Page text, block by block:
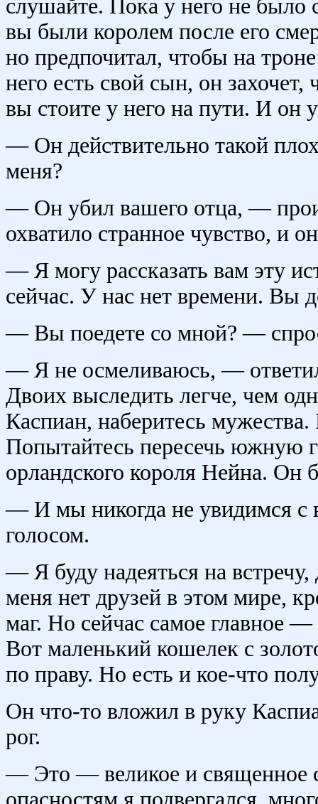
слушайте. Пока у него не было
вы были королем после его
но предпочитал, чтобы на
него есть свой сын, он
вы стоите у него на пути. И он
— Он действительно такой
меня?
— Он убил вашего отца, —
охватило странное чувство, и
— Я могу рассказать вам эту
сейчас. У нас нет времени. Вы
— Вы поедете со мной? —
— Я не осмеливаюсь, —
Двоих выследить легче, чем
Каспиан, наберитесь
Попытайтесь пересечь южную
орландского короля Нейна. Он
— И мы никогда не увидимся
голосом.
— Я буду надеяться на
меня нет друзей в этом мире,
маг. Но сейчас самое главное —
Вот маленький кошелек с
по праву. Но есть и кое-что
Он что-то вложил в руку
рог.
— Это — великое и священное